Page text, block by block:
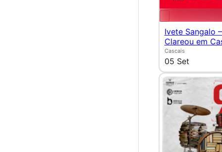
Ivete Sangalo
Clareou em
Cascais
05 Set